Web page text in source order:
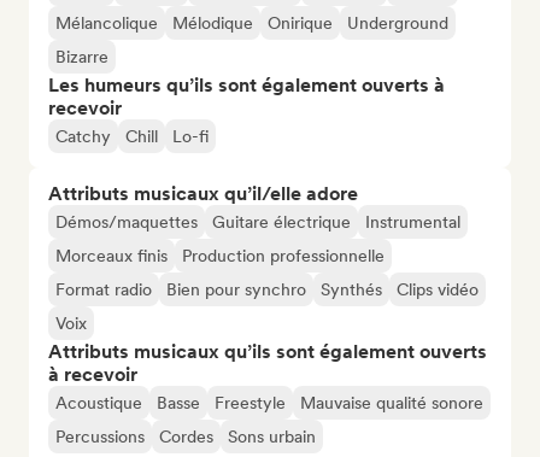
Mélancolique
Mélodique Onirique
Underground
Bizarre
Les humeurs qu’ils sont également ouverts à
recevoir
Catchy Chill Lo-fi
Attributs musicaux qu’il/elle adore
Démos/maquettes Guitare électrique
Instrumental
Morceaux finis
Production professionnelle
Format radio
Bien pour synchro Synthés
Clips vidéo
Voix
Attributs musicaux qu’ils sont également ouverts
à recevoir
Acoustique Basse Freestyle
Mauvaise qualité sonore
Percussions
Cordes Sons urbain